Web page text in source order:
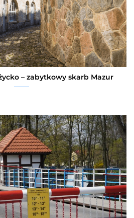
– zabytkowy skarb Mazur